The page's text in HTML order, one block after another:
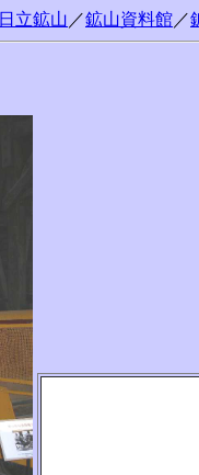
日立鉱山 ／鉱山資料館／